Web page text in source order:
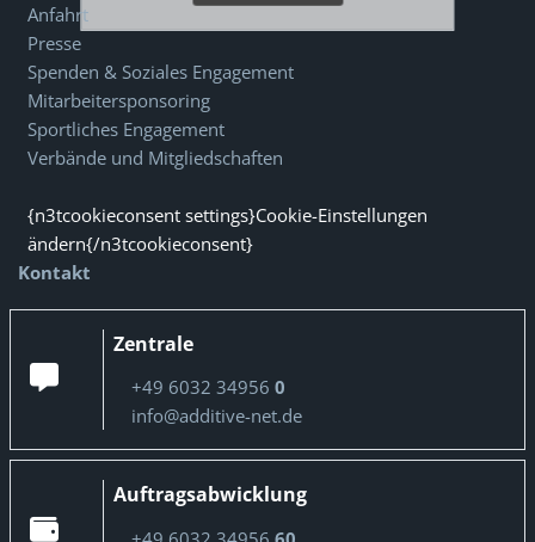
Anfahrt
Presse
Spenden & Soziales Engagement
Mitarbeitersponsoring
Sportliches Engagement
Verbände und Mitgliedschaften
{n3tcookieconsent settings}Cookie-Einstellungen
ändern{/n3tcookieconsent}
Kontakt
Zentrale
+49 6032 34956 0
info@additive-net.de
Auftragsabwicklung